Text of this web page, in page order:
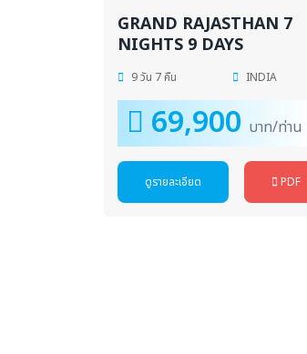
GRAND RAJASTHAN 7
NIGHTS 9 DAYS
9 วัน 7 คืน INDIA
69,900 บาท/ท่าน
ดูรายละเอียด PDF